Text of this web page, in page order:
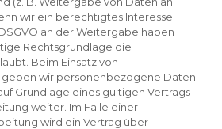
wir ein berechtigtes Interesse
DSGVO an der Weitergabe haben
Rechtsgrundlage die
Beim Einsatz von
wir personenbezogene Daten
Grundlage eines gültigen Vertrags
weiter. Im Falle einer
wird ein Vertrag über